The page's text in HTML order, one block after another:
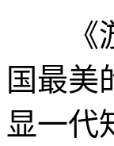
《游
国最美
显一代